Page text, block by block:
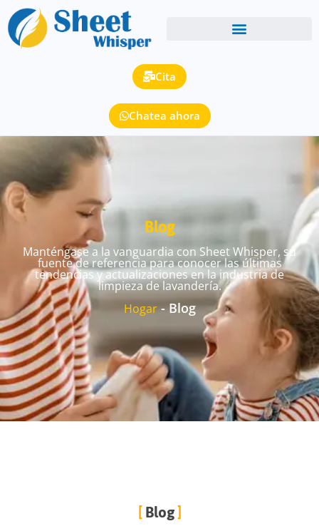
Cita
Chatea ahora
Blog
Manténgase a la vanguardia con Sheet Whisper, su
fuente de referencia para conocer las últimas
tendencias y actualizaciones en la industria de
limpieza de lavandería.
Hogar-Blog
Blog